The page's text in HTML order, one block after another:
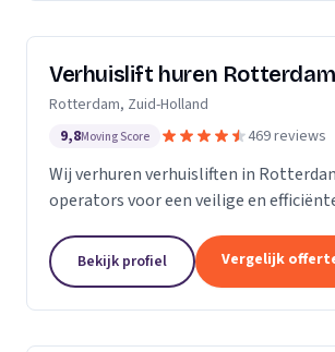
Verhuislift huren Rotterdam
Rotterdam, Zuid-Holland
9,8Moving Score 469 reviews
Wij verhuren verhuisliften in
operators voor een veilige en
Bekijk profiel Vergelijk